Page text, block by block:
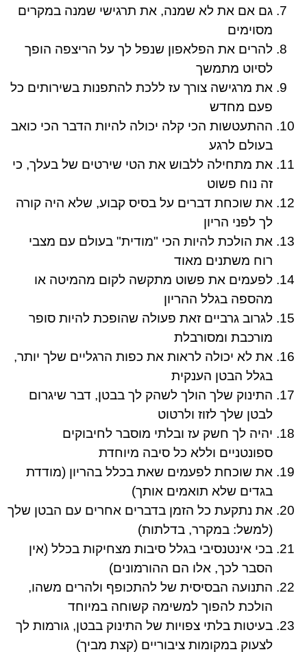
גם אם את לא שמנה, את תרגישי שמנה במקרים
מסוימים
להרים את הפלאפון שנפל לך על הריצפה הופך
לסיוט מתמשך
את מרגישה צורך עז ללכת להתפנות בשירותים כל
פעם מחדש
ההתעטשות הכי קלה יכולה להיות הדבר הכי כואב
בעולם לרגע
את מתחילה ללבוש את הטי שירטים של בעלך, כי
זה נוח פשוט
את שוכחת דברים על בסיס קבוע, שלא היה קורה
לך לפני הריון
את הולכת להיות הכי "מודית" בעולם עם מצבי
רוח משתנים מאוד
לפעמים את פשוט מתקשה לקום מהמיטה או
מהספה בגלל ההריון
לגרוב גרביים זאת פעולה שהופכת להיות סופר
מורכבת ומסורבלת
את לא יכולה לראות את כפות הרגליים שלך יותר,
בגלל הבטן הענקית
התינוק שלך הולך לשהק לך בבטן, דבר שיגרום
לבטן שלך לזוז ולרטוט
יהיה לך חשק עז ובלתי מוסבר לחיבוקים
ספונטניים וללא כל סיבה מיוחדת
את שוכחת לפעמים שאת בכלל בהריון (מודדת
בגדים שלא תואמים אותך)
את נתקעת כל הזמן בדברים אחרים עם הבטן שלך
(למשל: במקרר, בדלתות)
בכי אינטנסיבי בגלל סיבות מצחיקות בכלל (אין
הסבר לכך, אלו הם ההורמונים)
התנועה הבסיסית של להתכופף ולהרים משהו,
הולכת להפוך למשימה קשוחה במיוחד
בעיטות בלתי צפויות של התינוק בבטן, גורמות לך
לצעוק במקומות ציבוריים (קצת מביך)